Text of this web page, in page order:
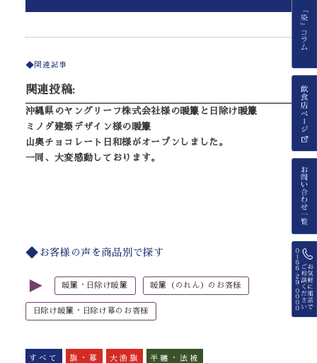
関連記事
関連投稿:
沖縄県のヤングリーフ株式会社様の暖簾と日除け暖簾
ミノダ建築デザイン様の暖簾
山奥チョコレート日和様がオープンしました。
一同、大変感動しております。
お客様の声を商品別で探す
► 暖簾・日除け暖簾 暖簾（のれん）のお客様
日除け暖簾・日除け幕のお客様
すべて 旗・幕 大漁旗 半纏・法被